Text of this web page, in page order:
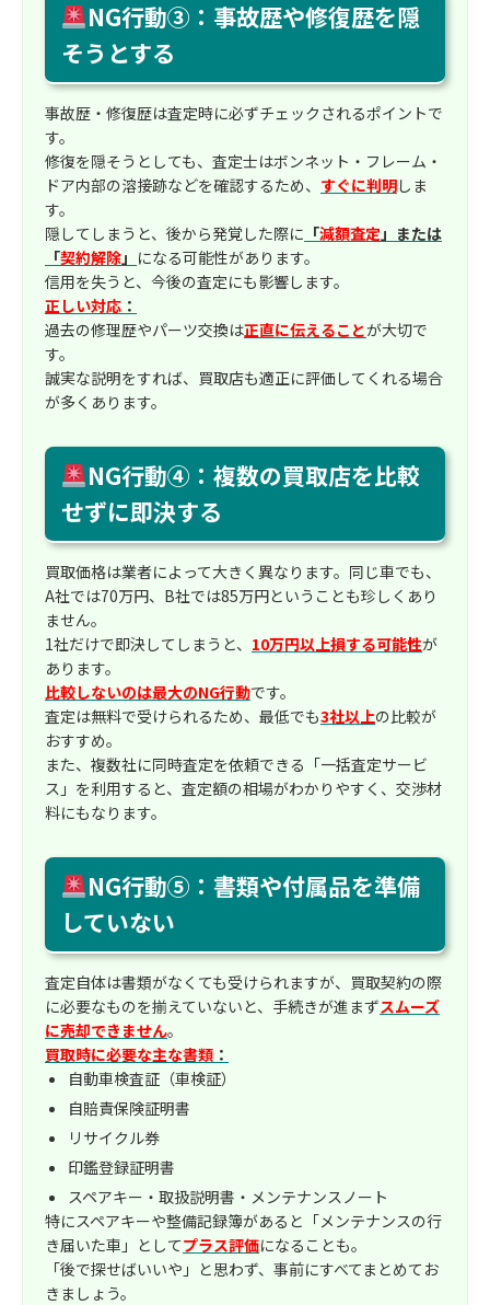
NG行動③：事故歴や修復歴を隠
そうとする
事故歴・修復歴は査定時に必ずチェックされるポイントで
す。
修復を隠そうとしても、査定士はボンネット・フレーム・
ドア内部の溶接跡などを確認するため、 すぐに判明しま
す。
隠してしまうと、後から発覚した際に 「減額査定 」または
「契約解除」 になる可能性があります。
信用を失うと、今後の査定にも影響します。
正しい対応 ：
過去の修理歴やパーツ交換は正直に伝えることが大切で
す。
誠実な説明をすれば、買取店も適正に評価してくれる場合
が多くあります。
NG行動④：複数の買取店を比較
せずに即決する
買取価格は業者によって大きく異なります。同じ車でも、
A社では70万円、B社では85万円ということも珍しくあり
ません。
1社だけで即決してしまうと、 10万円以上損する可能性が
あります。
比較しないのは最大のNG行動です。
査定は無料で受けられるため、最低でも3社以上の比較が
おすすめ。
また、複数社に同時査定を依頼できる「一括査定サービ
ス」を利用すると、査定額の相場がわかりやすく、交渉材
料にもなります。
NG行動⑤：書類や付属品を準備
していない
査定自体は書類がなくても受けられますが、買取契約の際
に必要なものを揃えていないと、手続きが進まずスムーズ
に売却できません。
買取時に必要な主な書類 ：
自動車検査証（車検証）
自賠責保険証明書
リサイクル券
印鑑登録証明書
スペアキー・取扱説明書・メンテナンスノート
特にスペアキーや整備記録簿があると「メンテナンスの行
き届いた車」としてプラス評価になることも。
「後で探せばいいや」と思わず、事前にすべてまとめてお
きましょう。